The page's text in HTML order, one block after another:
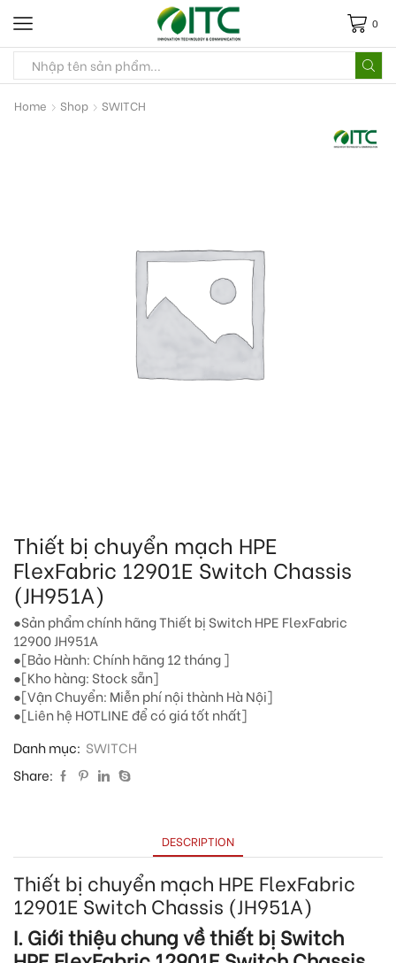
0
Home Shop SWITCH
Thiết bị chuyển mạch HPE
FlexFabric 12901E Switch Chassis
(JH951A)
●Sản phẩm chính hãng Thiết bị Switch HPE FlexFabric
12900 JH951A
●[Bảo Hành: Chính hãng 12 tháng ]
●[Kho hàng: Stock sẵn]
●[Vận Chuyển: Miễn phí nội thành Hà Nội]
●[Liên hệ HOTLINE để có giá tốt nhất]
Danh mục: SWITCH
Share:
DESCRIPTION
Thiết bị chuyển mạch HPE FlexFabric
12901E Switch Chassis (JH951A)
I. Giới thiệu chung về thiết bị Switch